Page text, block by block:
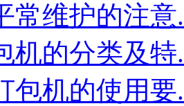
常维护的注意
机的分类及特
包机的使用要